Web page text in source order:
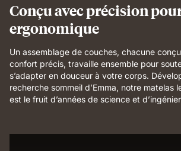
Conçu avec précision
ergonomique
Un assemblage de couches, chacune
confort précis, travaille ensemble pour
s’adapter en douceur à votre corps.
recherche sommeil d’Emma, notre matelas
est le fruit d’années de science et